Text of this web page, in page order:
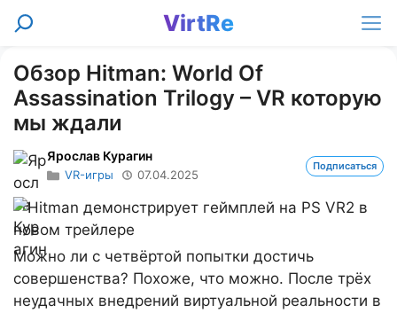
Перейти
VirtRe
Поиск
Обзор Hitman: World Of
Assassination Trilogy – VR которую
мы ждали
Ярослав Курагин
VR-игры 07.04.2025
Подписаться
Можно ли с четвёртой попытки достичь
совершенства? Похоже, что можно. После трёх
неудачных внедрений виртуальной реальности в